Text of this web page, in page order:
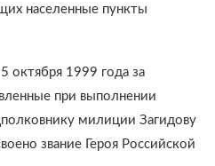
населенные пункты
октября 1999 года за
при выполнении
милиции Загидову
звание Героя Российской